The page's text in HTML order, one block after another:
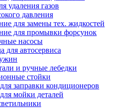
удаления газов
давления
для замены тех. жидкостей
для промывки форсунок
насосы
для автосервиса
и ручные лебедки
стойки
заправки кондиционеров
мойки деталей